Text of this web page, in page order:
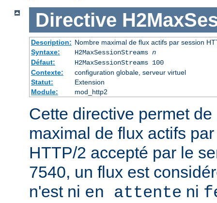
Directive
Description: Nombre maximal de flux actifs par session
Syntaxe:
H2MaxSessionStreams n
Défaut:
H2MaxSessionStreams 100
Contexte:
configuration globale, serveur virtuel
Statut:
Extension
Module:
mod_http2
Cette directive permet
maximal de flux actifs
HTTP/2 accepté par le
7540, un flux est
n'est ni en attente ni